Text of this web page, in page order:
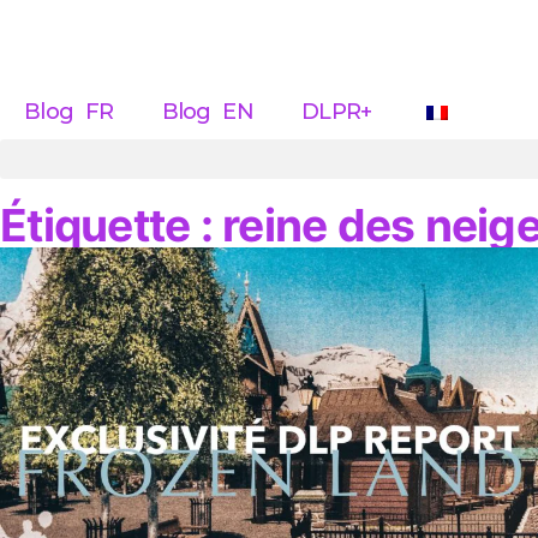
Blog FR Blog EN DLPR+
Étiquette : reine des